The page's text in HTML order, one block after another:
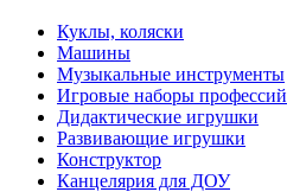
Куклы, коляски
Машины
Музыкальные инструменты
Игровые наборы профессий
Дидактические игрушки
Развивающие игрушки
Конструктор
Канцелярия для ДОУ